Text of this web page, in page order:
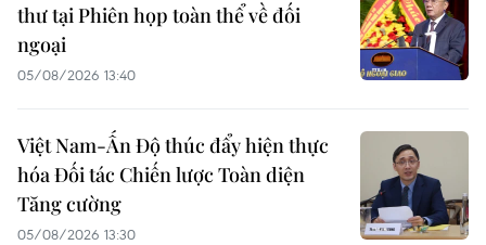
thư tại Phiên họp toàn thể về đối
ngoại
05/08/2026 13:40
Việt Nam-Ấn Độ thúc đẩy hiện thực
hóa Đối tác Chiến lược Toàn diện
Tăng cường
05/08/2026 13:30